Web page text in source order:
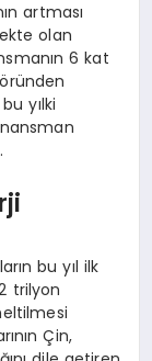
artması
olan
6 kat
yılki
bu yıl ilk
trilyon
Çin,